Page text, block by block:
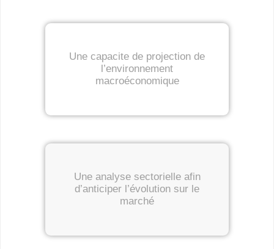
Une capacite de projection de
l’environnement
macroéconomique
Une analyse sectorielle afin
d’anticiper l’évolution sur le
marché